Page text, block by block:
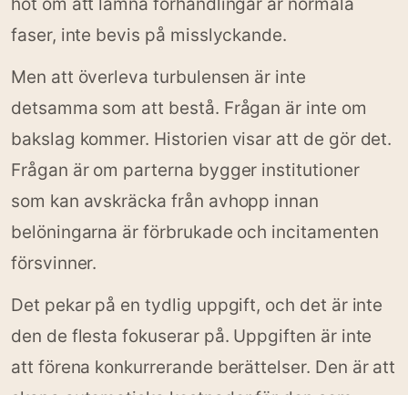
faser, inte bevis på misslyckande.
Men att överleva turbulensen är inte
detsamma som att bestå. Frågan är inte om
bakslag kommer. Historien visar att de gör det.
Frågan är om parterna bygger institutioner
som kan avskräcka från avhopp innan
belöningarna är förbrukade och incitamenten
försvinner.
Det pekar på en tydlig uppgift, och det är inte
den de flesta fokuserar på. Uppgiften är inte
att förena konkurrerande berättelser. Den är att